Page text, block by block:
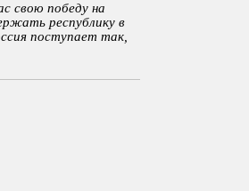
свою победу на
республику в
поступает так,